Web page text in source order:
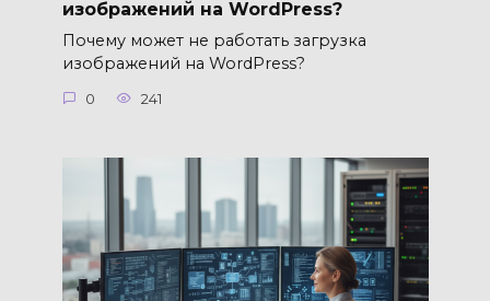
изображений на WordPress?
Почему может не работать загрузка
изображений на WordPress?
0 241